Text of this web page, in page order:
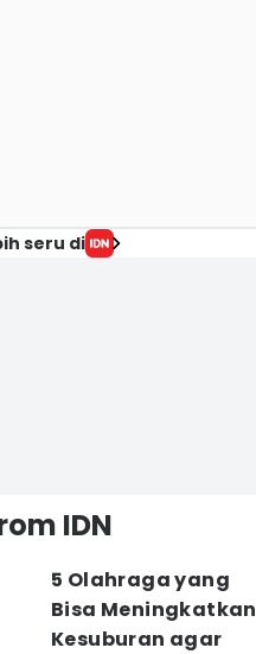
seru di
IDN
5 Olahraga yang
Bisa Meningkatkan
Kesuburan agar